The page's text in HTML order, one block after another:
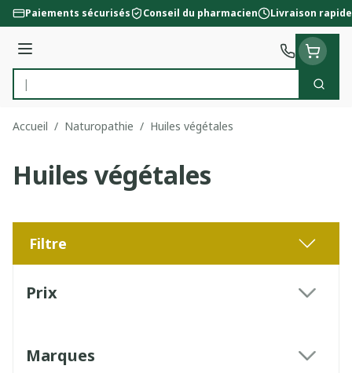
Aller au contenu
Paiements sécurisés Conseil du pharmacien Livraison rapide
Menu
Rechercher
Accueil / Naturopathie / Huiles végétales
Huiles végétales
Filtre
Prix
Marques